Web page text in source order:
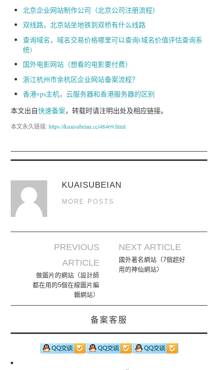
北京企业网站制作公司（北京公司注册流程）
双线路，北京站坐地铁到双桥有什么线路
查询域名，域名交易价格哪里可以查询(域名价值评估查询系
统)
国外电影网站（想看的电影要付费）
浙江杭州市余杭区企业网站备案流程？
香港vps主机，云服务器和香港服务器的区别
本文出自快速备案，转载时请注明出处及相应链接。
本文永久链接:https://kuaisubeian.cc/48469.html
KUAISUBEIAN
MORE POSTS
Post navigation
PREVIOUS
ARTICLE
做圖片的網站（設計師
都在用的5個在線圖片編
輯網站）
NEXT ARTICLE
國外著名網站（7個超好
用的神仙網站）
备案客服